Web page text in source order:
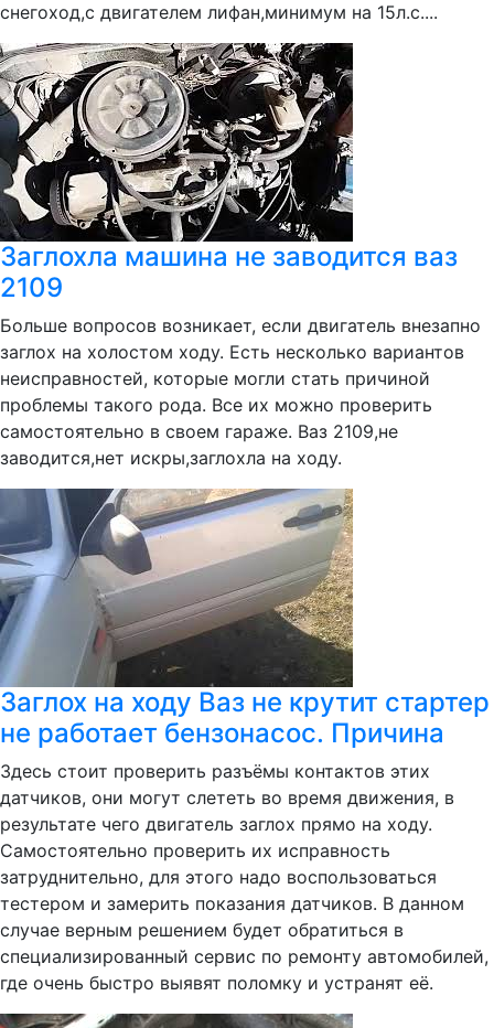
снегоход,с двигателем лифан,минимум на 15л.с....
Заглохла машина не заводится ваз
2109
Больше вопросов возникает, если двигатель внезапно
заглох на холостом ходу. Есть несколько вариантов
неисправностей, которые могли стать причиной
проблемы такого рода. Все их можно проверить
самостоятельно в своем гараже. Ваз 2109,не
заводится,нет искры,заглохла на ходу.
Заглох на ходу Ваз не крутит стартер
не работает бензонасос. Причина
Здесь стоит проверить разъёмы контактов этих
датчиков, они могут слететь во время движения, в
результате чего двигатель заглох прямо на ходу.
Самостоятельно проверить их исправность
затруднительно, для этого надо воспользоваться
тестером и замерить показания датчиков. В данном
случае верным решением будет обратиться в
специализированный сервис по ремонту автомобилей,
где очень быстро выявят поломку и устранят её.